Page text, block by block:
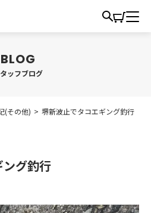
ッフブログ
(その他) > 堺新波止でタコエギング釣行
グ釣行